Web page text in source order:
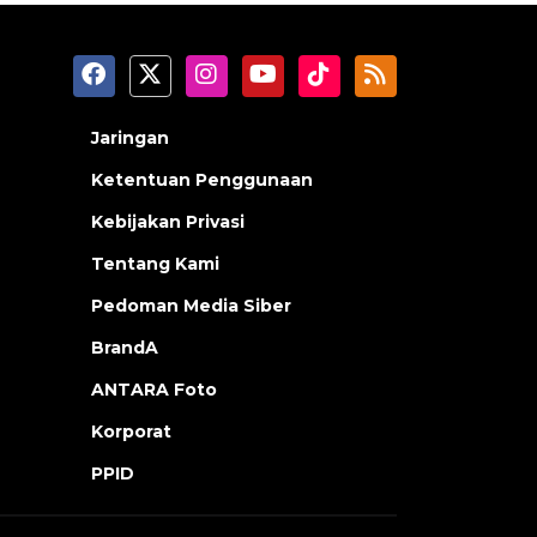
Jaringan
Ketentuan Penggunaan
Kebijakan Privasi
Tentang Kami
Pedoman Media Siber
BrandA
ANTARA Foto
Korporat
PPID